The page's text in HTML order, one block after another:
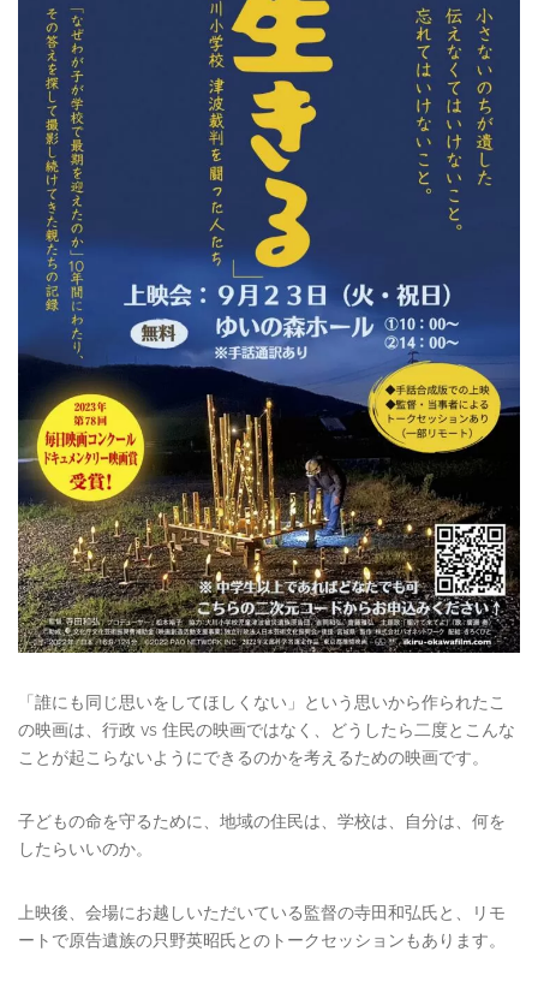
「誰にも同じ思いをしてほしくない」という思いから作られたこ
の映画は、行政 vs 住民の映画ではなく、どうしたら二度とこんな
ことが起こらないようにできるのかを考えるための映画です。
子どもの命を守るために、地域の住民は、学校は、自分は、何を
したらいいのか。
上映後、会場にお越しいただいている監督の寺田和弘氏と、リモ
ートで原告遺族の只野英昭氏とのトークセッションもあります。